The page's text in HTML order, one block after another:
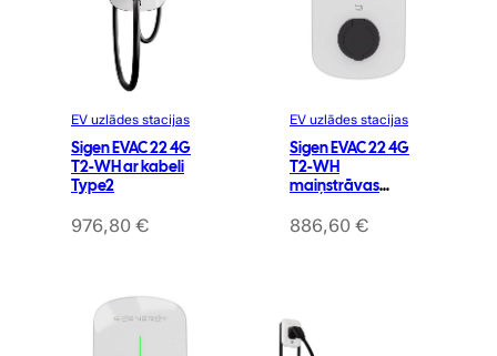
EV uzlādes stacijas
Sigen EVAC 22 4G
T2-WH ar kabeli
Type2
976,80 €
EV uzlādes stacijas
Sigen EVAC 22 4G
T2-WH
maiņstrāvas
Type2 ar aizvaru
886,60 €